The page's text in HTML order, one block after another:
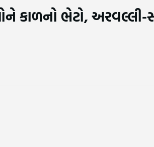
કાળનો ભેટો, અરવલ્લી-